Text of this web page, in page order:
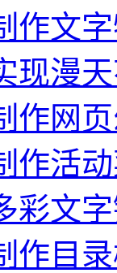
作文
现漫
作网
作活
彩文
作目